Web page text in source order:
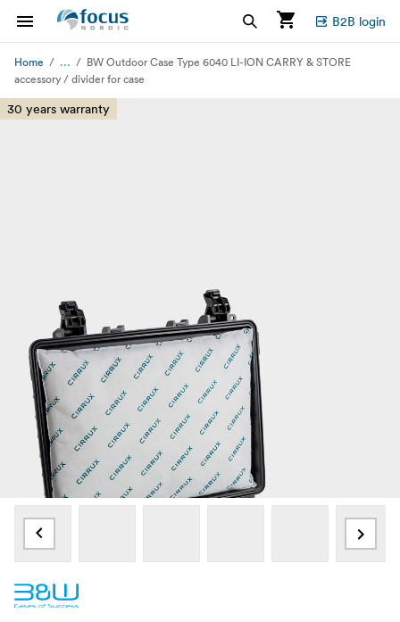
B2B login
Home ...
BW Outdoor Case Type 6040 LI-ION CARRY & STORE
accessory / divider for case
30 years warranty